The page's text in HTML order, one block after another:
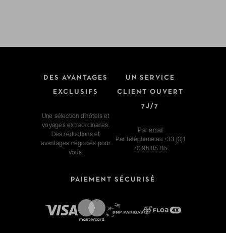
DES AVANTAGES
EXCLUSIFS
Une sélection d'hôtels et
voyages extraordinaires.
Des réductions et
avantages négociés pour
vous.
UN SERVICE
CLIENT OUVERT
7J/7
Paremail
Par téléphone au +33 (0)1
70 95 85 85
PAIEMENT SÉCURISÉ